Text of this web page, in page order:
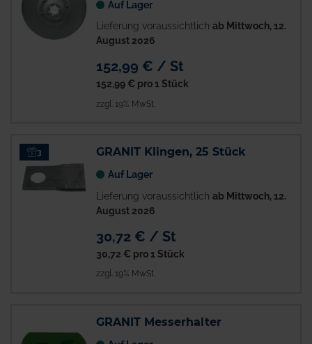
Auf Lager
Lieferung voraussichtlich ab Mittwoch, 12.
August 2026
152,99 € / St
152,99 € pro 1 Stück
zzgl. 19% MwSt.
3 GRANIT Klingen, 25 Stück
Auf Lager
Lieferung voraussichtlich ab Mittwoch, 12.
August 2026
30,72 € / St
30,72 € pro 1 Stück
zzgl. 19% MwSt.
GRANIT Messerhalter